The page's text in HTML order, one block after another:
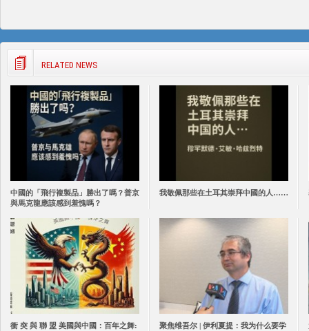
RELATED NEWS
中國的「飛行複製品」勝出了嗎？普京
與馬克龍應該感到羞愧嗎？
我敬佩那些在土耳其崇拜中國的人……
衝 突 與 聯 盟 美國與中國：百年之舞:
聚焦维吾尔 | 伊利夏提：我为什么要学